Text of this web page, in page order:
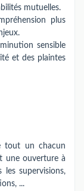
mutuelles.
plus
sensible
et des plaintes
tout un chacun
une ouverture à
les supervisions,
...